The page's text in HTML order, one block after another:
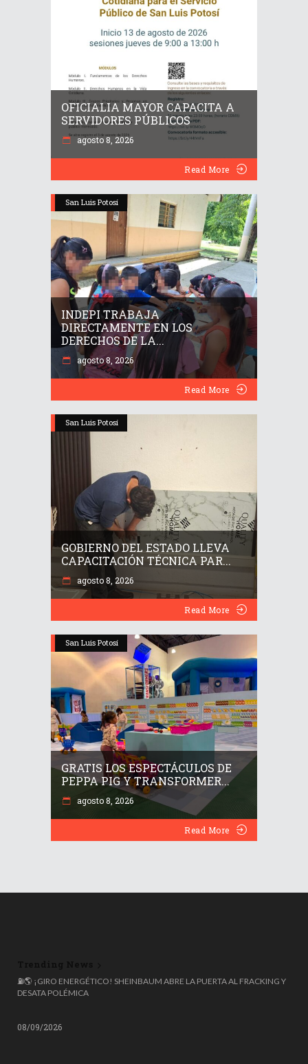
OFICIALIA MAYOR CAPACITA A
SERVIDORES PÚBLICOS
agosto 8, 2026
Read More
San Luis Potosí
INDEPI TRABAJA
DIRECTAMENTE EN LOS
DERECHOS DE LA...
agosto 8, 2026
Read More
San Luis Potosí
GOBIERNO DEL ESTADO LLEVA
CAPACITACIÓN TÉCNICA PAR...
agosto 8, 2026
Read More
San Luis Potosí
GRATIS LOS ESPECTÁCULOS DE
PEPPA PIG Y TRANSFORMER...
agosto 8, 2026
Read More
⛽🌎 ¡GIRO ENERGÉTICO! SHEINBAUM ABRE LA PUERTA AL FRACKING Y
DESATA POLÉMICA
08/09/2026